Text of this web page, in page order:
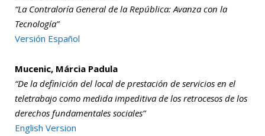
“La Contraloría General de la República: Avanza con la
Tecnología”
Versión Español
Mucenic, Márcia Padula
“De la definición del local de prestación de servicios en el
teletrabajo como medida impeditiva de los retrocesos de los
derechos fundamentales sociales”
English Version